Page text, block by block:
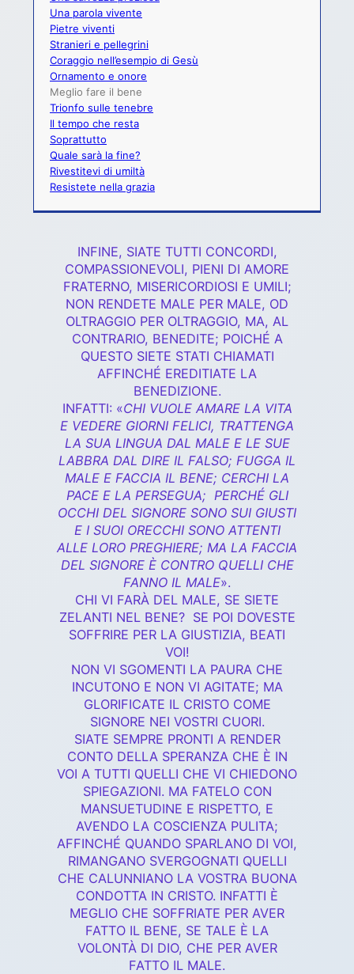
Una parola vivente
Pietre viventi
Stranieri e pellegrini
Coraggio nell’esempio di Gesù
Ornamento e onore
Meglio fare il bene
Trionfo sulle tenebre
Il tempo che resta
Soprattutto
Quale sarà la fine?
Rivestitevi di umiltà
Resistete nella grazia
INFINE, SIATE TUTTI CONCORDI,
COMPASSIONEVOLI, PIENI DI AMORE
FRATERNO, MISERICORDIOSI E UMILI;
NON RENDETE MALE PER MALE, OD
OLTRAGGIO PER OLTRAGGIO, MA, AL
CONTRARIO, BENEDITE; POICHÉ A
QUESTO SIETE STATI CHIAMATI
AFFINCHÉ EREDITIATE LA
BENEDIZIONE.
INFATTI: «CHI VUOLE AMARE LA VITA
E VEDERE GIORNI FELICI, TRATTENGA
LA SUA LINGUA DAL MALE E LE SUE
LABBRA DAL DIRE IL FALSO; FUGGA IL
MALE E FACCIA IL BENE; CERCHI LA
PACE E LA PERSEGUA; PERCHÉ GLI
OCCHI DEL SIGNORE SONO SUI GIUSTI
E I SUOI ORECCHI SONO ATTENTI
ALLE LORO PREGHIERE; MA LA FACCIA
DEL SIGNORE È CONTRO QUELLI CHE
FANNO IL MALE».
CHI VI FARÀ DEL MALE, SE SIETE
ZELANTI NEL BENE? SE POI DOVESTE
SOFFRIRE PER LA GIUSTIZIA, BEATI
VOI!
NON VI SGOMENTI LA PAURA CHE
INCUTONO E NON VI AGITATE; MA
GLORIFICATE IL CRISTO COME
SIGNORE NEI VOSTRI CUORI.
SIATE SEMPRE PRONTI A RENDER
CONTO DELLA SPERANZA CHE È IN
VOI A TUTTI QUELLI CHE VI CHIEDONO
SPIEGAZIONI. MA FATELO CON
MANSUETUDINE E RISPETTO, E
AVENDO LA COSCIENZA PULITA;
AFFINCHÉ QUANDO SPARLANO DI VOI,
RIMANGANO SVERGOGNATI QUELLI
CHE CALUNNIANO LA VOSTRA BUONA
CONDOTTA IN CRISTO. INFATTI È
MEGLIO CHE SOFFRIATE PER AVER
FATTO IL BENE, SE TALE È LA
VOLONTÀ DI DIO, CHE PER AVER
FATTO IL MALE.